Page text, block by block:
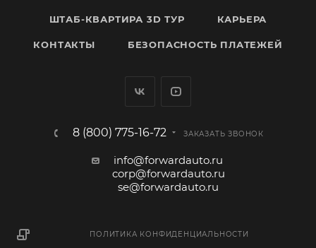
ШТАБ-КВАРТИРА 3D ТУР КАРЬЕРА
КОНТАКТЫ БЕЗОПАСНОСТЬ ПЛАТЕЖЕЙ
8 (800) 775-16-72 ЗАКАЗАТЬ ЗВОНОК
info@forwardauto.ru
corp@forwardauto.ru
se@forwardauto.ru
ПОЛИТИКА КОНФИДЕНЦИАЛЬНОСТИ